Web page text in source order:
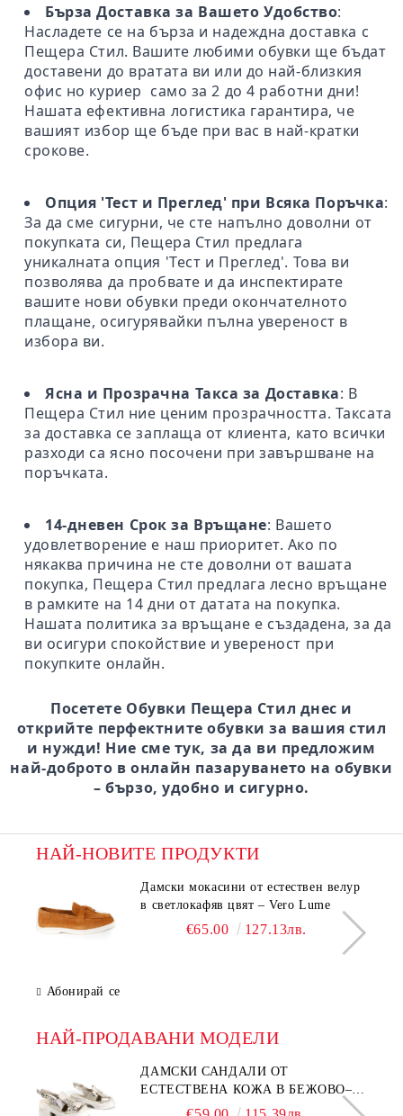
Бърза Доставка за Вашето Удобство:
Насладете се на бърза и надеждна доставка с
Пещера Стил. Вашите любими обувки ще бъдат
доставени до вратата ви или до най-близкия
офис но куриер само за 2 до 4 работни дни!
Нашата ефективна логистика гарантира, че
вашият избор ще бъде при вас в най-кратки
срокове.
Опция 'Тест и Преглед' при Всяка Поръчка:
За да сме сигурни, че сте напълно доволни от
покупката си, Пещера Стил предлага
уникалната опция 'Тест и Преглед'. Това ви
позволява да пробвате и да инспектирате
вашите нови обувки преди окончателното
плащане, осигурявайки пълна увереност в
избора ви.
Ясна и Прозрачна Такса за Доставка: В
Пещера Стил ние ценим прозрачността. Таксата
за доставка се заплаща от клиента, като всички
разходи са ясно посочени при завършване на
поръчката.
14-дневен Срок за Връщане: Вашето
удовлетворение е наш приоритет. Ако по
някаква причина не сте доволни от вашата
покупка, Пещера Стил предлага лесно връщане
в рамките на 14 дни от датата на покупка.
Нашата политика за връщане е създадена, за да
ви осигури спокойствие и увереност при
покупките онлайн.
Посетете Обувки Пещера Стил днес и
открийте перфектните обувки за вашия стил
и нужди! Ние сме тук, за да ви предложим
най-доброто в онлайн пазаруването на обувки
– бързо, удобно и сигурно.
НАЙ-НОВИТЕ ПРОДУКТИ
Дамски мокасини от естествен велур
в светлокафяв цвят – Vero Lume
€65.00 127.13лв.
Абонирай се
НАЙ-ПРОДАВАНИ МОДЕЛИ
ДАМСКИ САНДАЛИ ОТ
ЕСТЕСТВЕНА КОЖА В БЕЖОВО–
МОДЕЛ NOVA.